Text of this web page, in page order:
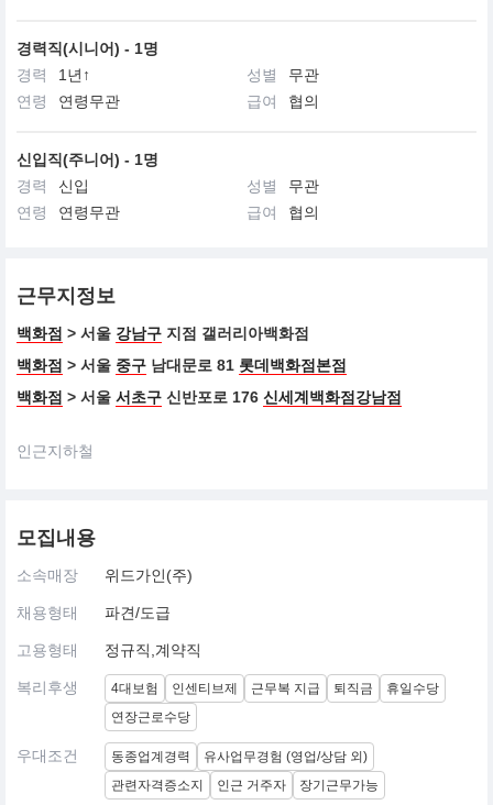
아름다움에 대한 특별한 안목을 가진 끌레드뽀 보떼의 여성은 진정
한 아름다움을 추구합니다.
경력직(시니어) - 1명
경력
1년↑ 성별
무관
연령
연령무관 급여 협의
신입직(주니어) - 1명
경력
신입 성별
무관
연령
연령무관 급여 협의
근무지정보
백화점 > 서울 강남구 지점 갤러리아백화점
백화점 > 서울 중구 남대문로 81 롯데백화점본점
백화점 > 서울 서초구 신반포로 176 신세계백화점강남점
인근지하철
모집내용
소속매장 위드가인(주)
채용형태 파견/도급
고용형태 정규직,계약직
복리후생 4대보험 인센티브제 근무복 지급 퇴직금
휴일수당
연장근로수당
우대조건 동종업계경력
유사업무경험 (영업/상담 외)
관련자격증소지
인근 거주자 장기근무가능